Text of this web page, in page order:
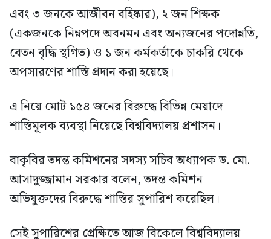
এবং ৩ জনকে আজীবন বহিষ্কার), ২ জন শিক্ষক
(একজনকে নিম্নপদে অবনমন এবং অন্যজনের পদোন্নতি,
বেতন বৃদ্ধি স্থগিত) ও ১ জন কর্মকর্তাকে চাকরি থেকে
অপসারণের শাস্তি প্রদান করা হয়েছে।
এ নিয়ে মোট ১৫৪ জনের বিরুদ্ধে বিভিন্ন মেয়াদে
শাস্তিমূলক ব্যবস্থা নিয়েছে বিশ্ববিদ্যালয় প্রশাসন।
বাকৃবির তদন্ত কমিশনের সদস্য সচিব অধ্যাপক ড. মো.
আসাদুজ্জামান সরকার বলেন, তদন্ত কমিশন
অভিযুক্তদের বিরুদ্ধে শাস্তির সুপারিশ করেছিল।
সেই সুপারিশের প্রেক্ষিতে আজ বিকেলে বিশ্ববিদ্যালয়